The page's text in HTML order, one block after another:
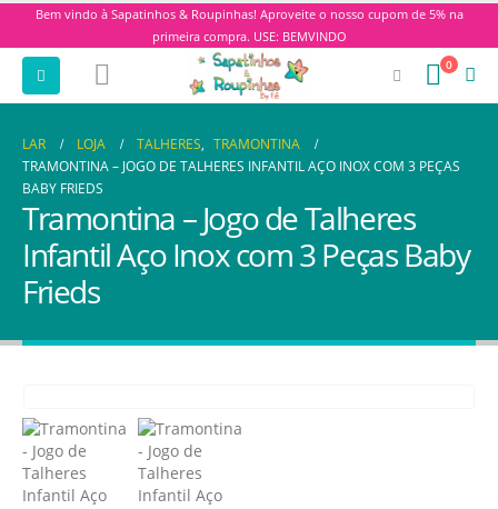
Bem vindo à Sapatinhos & Roupinhas! Aproveite o nosso cupom de 5% na
primeira compra. USE: BEMVINDO
0
LAR LOJA TALHERES, TRAMONTINA
TRAMONTINA – JOGO DE TALHERES INFANTIL AÇO INOX COM 3 PEÇAS
BABY FRIEDS
Tramontina – Jogo de Talheres
Infantil Aço Inox com 3 Peças Baby
Frieds